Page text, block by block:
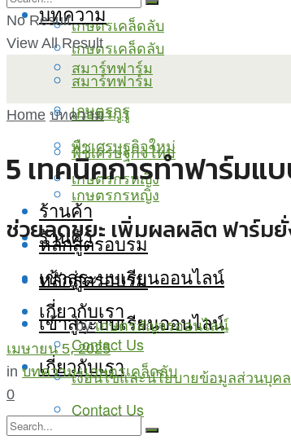
เกษตรเคล็ดลับ
สมาร์ทฟาร์ม
เกษตรกูรู
พืชเศรษฐกิจใหม่
เกษตรกรหญิง
ร้านค้า
หลักสูตรอบรม
เข้าสู่ระบบเรียนออนไลน์
เกี่ยวกับเรา
Contact Us
บทความ
เกษตรเคล็ดลับ
สมาร์ทฟาร์ม
เกษตรกูรู
พืชเศรษฐกิจใหม่
เกษตรกรหญิง
ร้านค้า
หลักสูตรอบรม
เข้าสู่ระบบเรียนออนไลน์
เกี่ยวกับเรา
Contact Us
เงื่อนไขและนโยบายข้อมูลส่วนบุค
No Result
View All Result
Home บทความ
5 เทคนิคการทำฟาร์มแ
ช่วยลดขยะ เพิ่มผลผลิต ฟาร์ม
by เกษตรสัญจรออนไลน์
เมษายน 5, 2025
in บทความ,เกษตรเคล็ดลับ
0